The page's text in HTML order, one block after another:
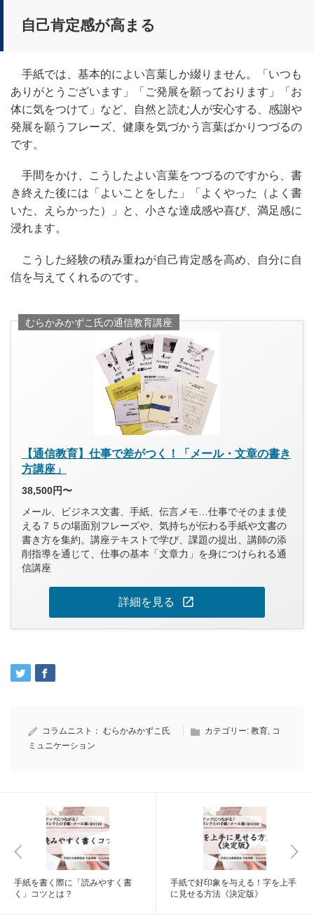
自己肯定感が高まる
手紙では、基本的によい言葉しか綴りません。「いつも
ありがとうございます」「ご発展を願っております」「お
体に気をつけて」など、自然と読む人が安心する、感謝や
発展を願うフレーズ、健康を気づかう言葉ばかりつづるの
です。
手間をかけ、こうしたよい言葉をつづるのですから、書
き終えた後には「よいことをした」「よくやった（よく書
いた、えらかった）」と、小さな達成感や喜び、満足感に
浸れます。
こうした経験の積み重ねが自己肯定感を高め、自分に自
信を与えてくれるのです。
むらかみかずこ氏の通信教育講座
【通信教育】仕事で差がつく！「メール・文章の書き
方講座」
38,500円〜
メール、ビジネス文書、手紙、伝言メモ…仕事でそのまま使
える７５の場面別フレーズや、気持ちが伝わる手紙や文書の
書き方を集約。講座テキストで学び、課題の提出、講師の添
削指導を通じて、仕事の基本「文章力」を身につけられる通
信講座
詳細を見る open_in_new
コラムニスト： むらかみかずこ氏 カテゴリー: 教育, コ
ミュニケーション
手紙を書く際に「読みやすく書
く」コツとは？
手紙で好印象を与える！字を上手
に見せる方法《決定版》